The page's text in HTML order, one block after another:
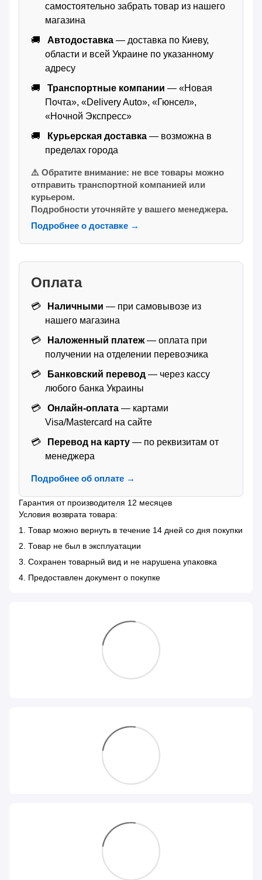
самостоятельно забрать товар из нашего
магазина
Автодоставка — доставка по Киеву,
области и всей Украине по указанному
адресу
Транспортные компании — «Новая
Почта», «Delivery Auto», «Гюнсел»,
«Ночной Экспресс»
Курьерская доставка — возможна в
пределах города
⚠️ Обратите внимание: не все товары можно
отправить транспортной компанией или
курьером.
Подробности уточняйте у вашего менеджера.
Подробнее о доставке →
Оплата
Наличными — при самовывозе из
нашего магазина
Наложенный платеж— оплата при
получении на отделении перевозчика
Банковский перевод — через кассу
любого банка Украины
Онлайн-оплата — картами
Visa/Mastercard на сайте
Перевод на карту — по реквизитам от
менеджера
Подробнее об оплате →
Гарантия от производителя 12 месяцев
Условия возврата товара:
1. Товар можно вернуть в течение 14 дней со дня покупки
2. Товар не был в эксплуатации
3. Сохранен товарный вид и не нарушена упаковка
4. Предоставлен документ о покупке